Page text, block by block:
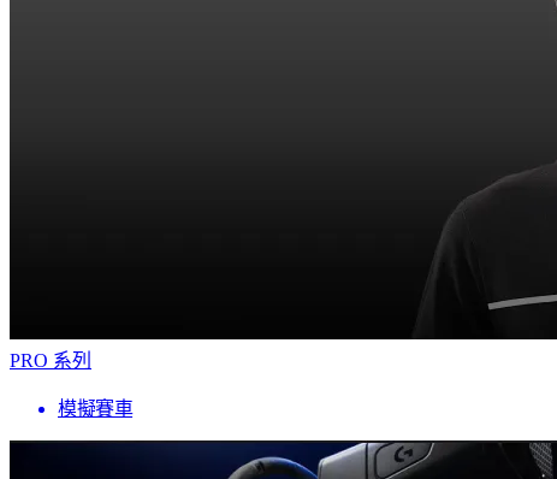
PRO 系列
模擬賽車